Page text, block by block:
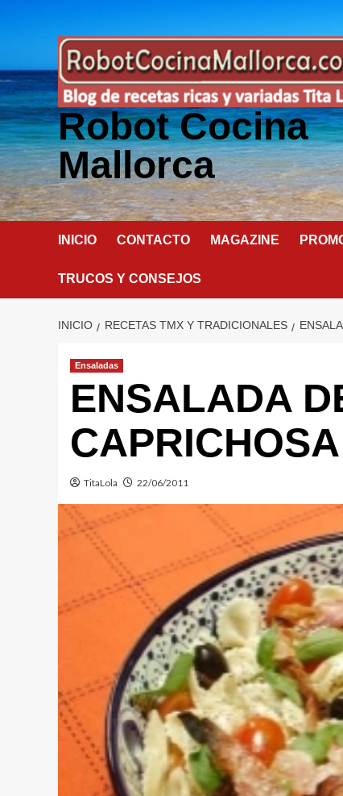
Robot Cocina
Mallorca
INICIO CONTACTO MAGAZINE
TRUCOS Y CONSEJOS
INICIO RECETAS TMX Y TRADICIONALES
Ensaladas
ENSALADA
TitaLola 22/06/2011